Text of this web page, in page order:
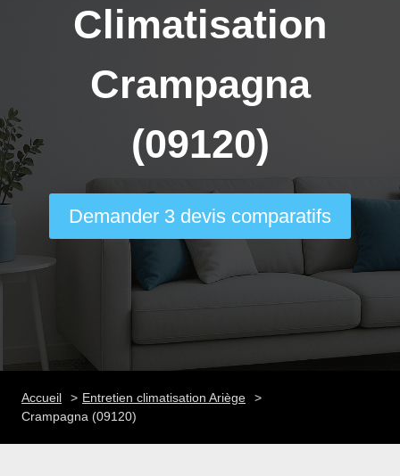
Climatisation
Crampagna
(09120)
Demander 3 devis comparatifs
Accueil
Entretien climatisation Ariège
Crampagna (09120)